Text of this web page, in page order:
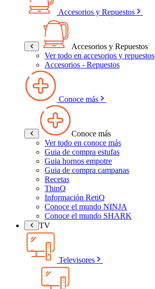
Accesorios y Repuestos
Accesorios y Repuestos
Ver todo en accesorios y repuestos
Accesorios - Repuestos
Conoce más
Conoce más
Ver todo en conoce más
Guia de compra estufas
Guia hornos empotre
Guia de compra campanas
Recetas
ThinQ
Información RetiQ
Conoce el mundo NINJA
Conoce el mundo SHARK
TV
Televisores